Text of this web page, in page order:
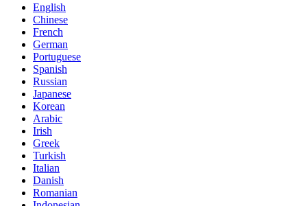
English
Chinese
French
German
Portuguese
Spanish
Russian
Japanese
Korean
Arabic
Irish
Greek
Turkish
Italian
Danish
Romanian